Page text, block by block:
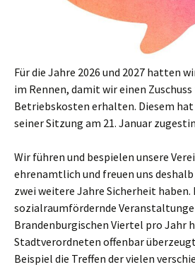
Für die Jahre 2026 und 2027 hatten
im Rennen, damit wir einen
Betriebskosten erhalten. Diesem hat
seiner Sitzung am 21. Januar
Wir führen und bespielen unsere
ehrenamtlich und freuen uns deshalb
zwei weitere Jahre Sicherheit haben.
sozialraumfördernde
Brandenburgischen Viertel pro Jahr
Stadtverordneten offenbar
Beispiel die Treffen der vielen